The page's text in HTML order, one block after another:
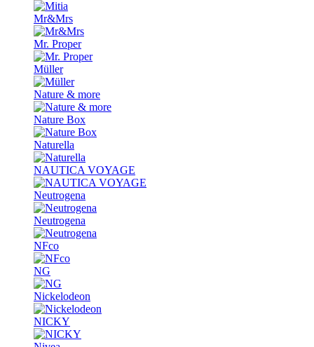
Mr&Mrs
Mr. Proper
Müller
Nature & more
Nature Box
Naturella
NAUTICA VOYAGE
Neutrogena
Neutrogena
NFco
NG
Nickelodeon
NICKY